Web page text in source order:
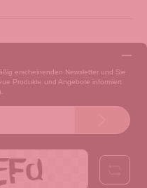
erscheinenden Newsletter und Sie
Produkte und Angebote informiert